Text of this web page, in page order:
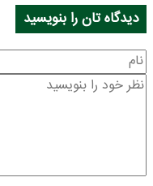
دیدگاه تان را بنویسید